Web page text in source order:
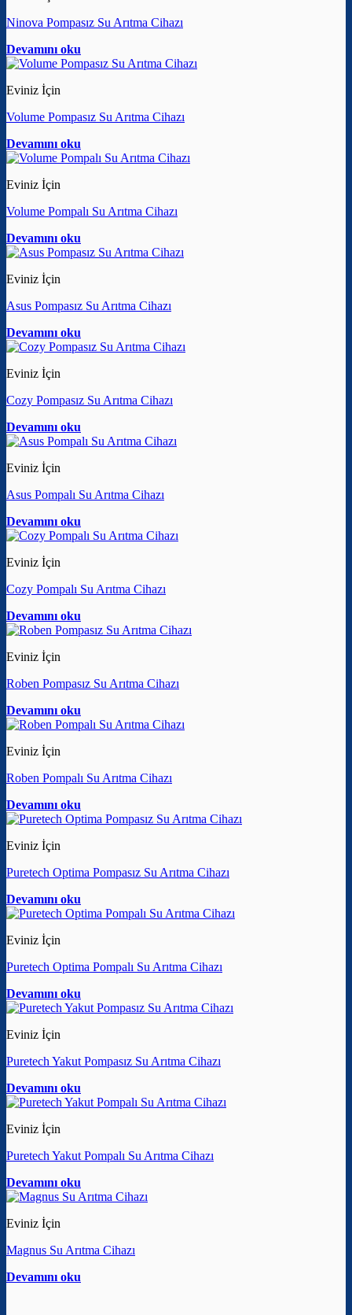
Ninova Pompasız Su Arıtma Cihazı
Devamını oku
Eviniz İçin
Volume Pompasız Su Arıtma Cihazı
Devamını oku
Eviniz İçin
Volume Pompalı Su Arıtma Cihazı
Devamını oku
Eviniz İçin
Asus Pompasız Su Arıtma Cihazı
Devamını oku
Eviniz İçin
Cozy Pompasız Su Arıtma Cihazı
Devamını oku
Eviniz İçin
Asus Pompalı Su Arıtma Cihazı
Devamını oku
Eviniz İçin
Cozy Pompalı Su Arıtma Cihazı
Devamını oku
Eviniz İçin
Roben Pompasız Su Arıtma Cihazı
Devamını oku
Eviniz İçin
Roben Pompalı Su Arıtma Cihazı
Devamını oku
Eviniz İçin
Puretech Optima Pompasız Su Arıtma Cihazı
Devamını oku
Eviniz İçin
Puretech Optima Pompalı Su Arıtma Cihazı
Devamını oku
Eviniz İçin
Puretech Yakut Pompasız Su Arıtma Cihazı
Devamını oku
Eviniz İçin
Puretech Yakut Pompalı Su Arıtma Cihazı
Devamını oku
Eviniz İçin
Magnus Su Arıtma Cihazı
Devamını oku